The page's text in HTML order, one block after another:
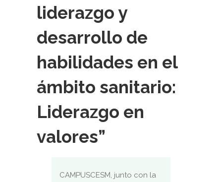
liderazgo y
desarrollo de
habilidades en el
ámbito sanitario:
Liderazgo en
valores”
CAMPUSCESM, junto con la